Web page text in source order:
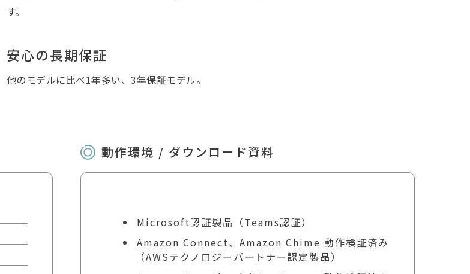
す。
安心の長期保証
他のモデルに比べ1年多い、3年保証モデル。
動作環境 / ダウンロード資料
Microsoft認証製品（Teams認証）
Amazon Connect、Amazon Chime 動作検証済み
（AWSテクノロジーパートナー認定製品）